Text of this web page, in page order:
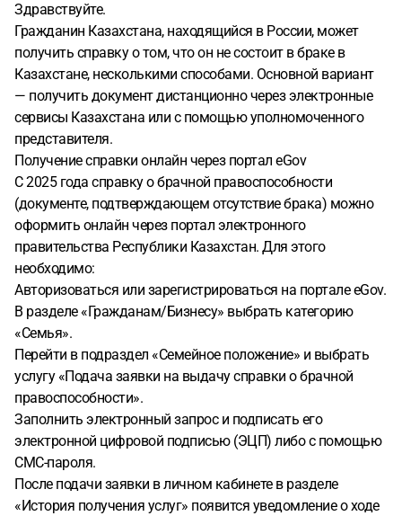
Здравствуйте.
Гражданин Казахстана, находящийся в России, может
получить справку о том, что он не состоит в браке в
Казахстане, несколькими способами. Основной вариант
— получить документ дистанционно через электронные
сервисы Казахстана или с помощью уполномоченного
представителя.
Получение справки онлайн через портал eGov
С 2025 года справку о брачной правоспособности
(документе, подтверждающем отсутствие брака) можно
оформить онлайн через портал электронного
правительства Республики Казахстан. Для этого
необходимо:
Авторизоваться или зарегистрироваться на портале eGov.
В разделе «Гражданам/Бизнесу» выбрать категорию
«Семья».
Перейти в подраздел «Семейное положение» и выбрать
услугу «Подача заявки на выдачу справки о брачной
правоспособности».
Заполнить электронный запрос и подписать его
электронной цифровой подписью (ЭЦП) либо с помощью
СМС-пароля.
После подачи заявки в личном кабинете в разделе
«История получения услуг» появится уведомление о ходе